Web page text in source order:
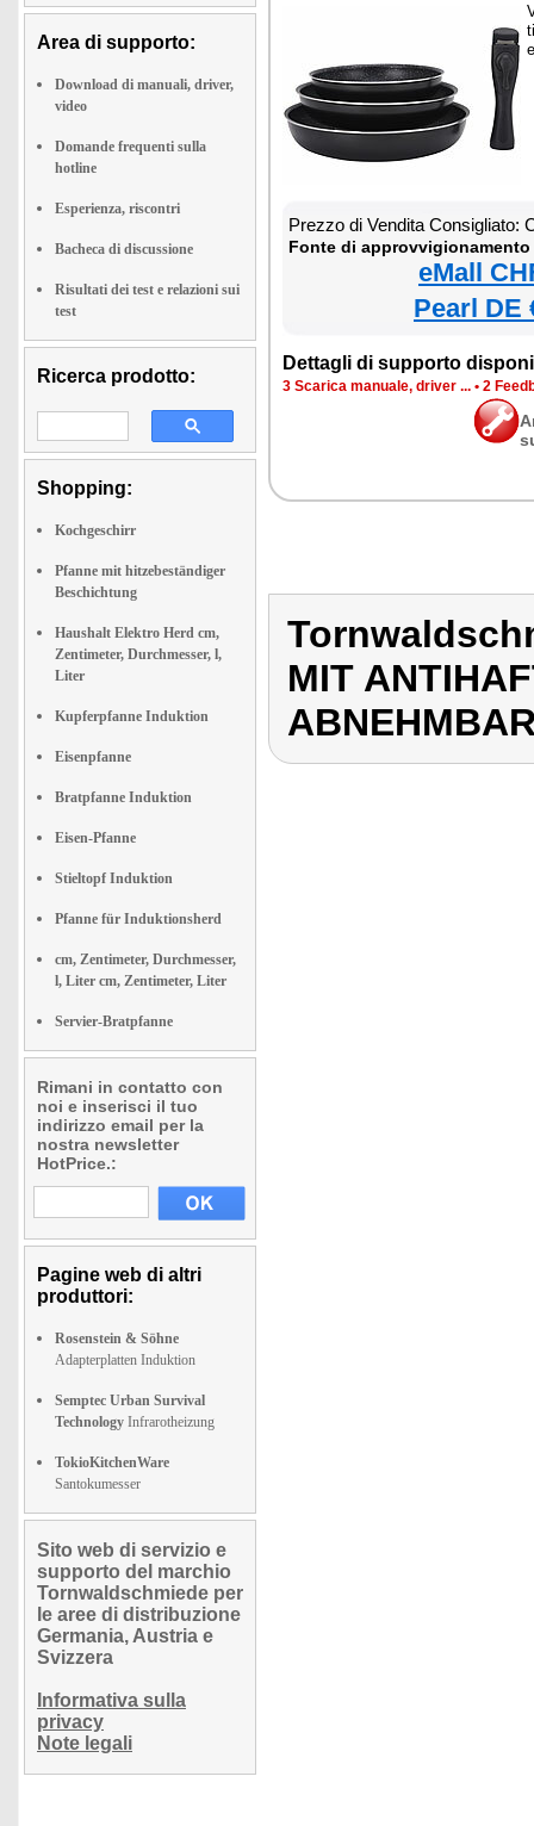
Area di supporto:
Download di manuali, driver,
video
Domande frequenti sulla
hotline
Esperienza, riscontri
Bacheca di discussione
Risultati dei test e relazioni sui
test
Ricerca prodotto:
Shopping:
Kochgeschirr
Pfanne mit hitzebeständiger
Beschichtung
Haushalt Elektro Herd cm,
Zentimeter, Durchmesser, l,
Liter
Kupferpfanne Induktion
Eisenpfanne
Bratpfanne Induktion
Eisen-Pfanne
Stieltopf Induktion
Pfanne für Induktionsherd
cm, Zentimeter, Durchmesser,
l, Liter cm, Zentimeter, Liter
Servier-Bratpfanne
Rimani in contatto con
noi e inserisci il tuo
indirizzo email per la
nostra newsletter
HotPrice.:
Pagine web di altri
produttori:
Rosenstein & Söhne
Adapterplatten Induktion
Semptec Urban Survival
Technology Infrarotheizung
TokioKitchenWare
Santokumesser
Sito web di servizio e
supporto del marchio
Tornwaldschmiede per
le aree di distribuzione
Germania, Austria e
Svizzera
Informativa sulla
privacy
Note legali
Prezzo di Vendita Consigliato:
Fonte di
eMall
Pearl DE
Dettagli di supporto
3 Scarica manuale, driver ... • 2
MIT